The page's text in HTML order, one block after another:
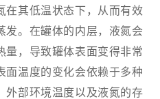
在其低温状态下，从而有效
发。在罐体的内层，液氮会
量，导致罐体表面变得非常
面温度的变化会依赖于多种
外部环境温度以及液氮的存